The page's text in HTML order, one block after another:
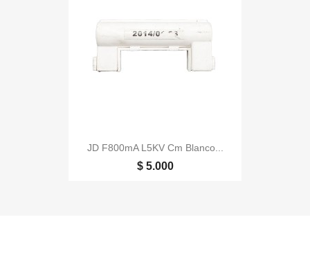
JD F800mA L5KV Cm Blanco...
$ 5.000